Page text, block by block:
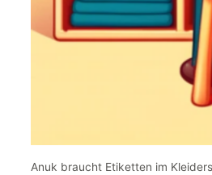
Anuk braucht Etiketten im